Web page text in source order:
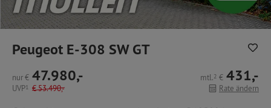
Peugeot E-308 SW GT
nur€ 47.980,-
UVP1 €53.490,-
mtl.2 € 431,-
Rate ändern